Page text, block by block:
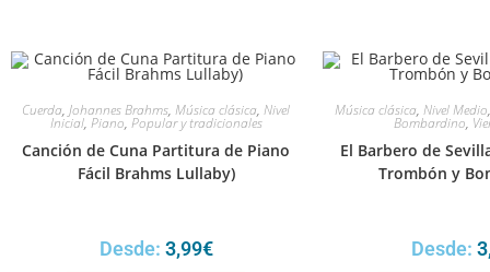
Cuerda, Johannes Brahms, Música clásica, Nivel
Inicial, Piano, Popular y tradicionales
Canción de Cuna Partitura de Piano
Fácil Brahms Lullaby)
Desde: 3,99€
Música clásica, Nivel Medio
Bombardino,
El Barbero de
Trombón y
Desde: